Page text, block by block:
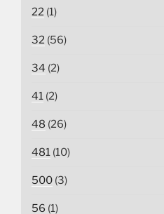
22 (1)
32 (56)
34 (2)
41 (2)
48 (26)
481 (10)
500 (3)
56 (1)